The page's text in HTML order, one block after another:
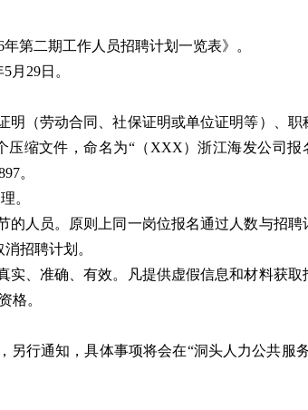
第二期工作人员招聘计划一览表》。
月29日。
明（劳动合同、社保证明或单位证明等）、职
压缩文件，命名为“（XXX）浙江海发公司报
。
。
的人员。原则上同一岗位报名通过人数与招聘
招聘计划。
实、准确、有效。凡提供虚假信息和材料获取
格。
行通知，具体事项将会在“洞头人力公共服